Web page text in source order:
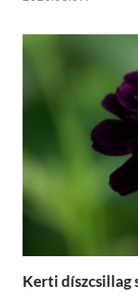
Kerti díszcsillag